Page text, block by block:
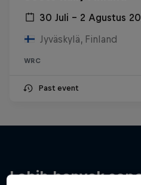
30 Juli – 2 Agustus
Jyväskylä, Finland
WRC
Past event
Lebih banyak